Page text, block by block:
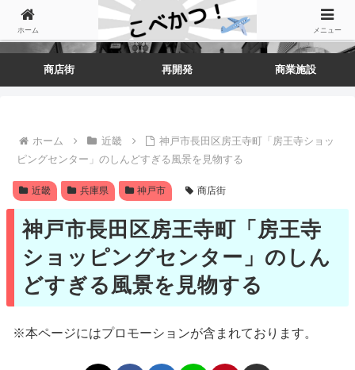
商店街 再開発 商業施設
ホーム 近畿
神戸市長田区房王寺町「房王寺ショッ
ピングセンター」のしんどすぎる風景を見物する
近畿 兵庫県 神戸市 商店街
神戸市長田区房王寺町「房王寺
ショッピングセンター」のしん
どすぎる風景を見物する
※本ページにはプロモーションが含まれております。
ホーム メニュー